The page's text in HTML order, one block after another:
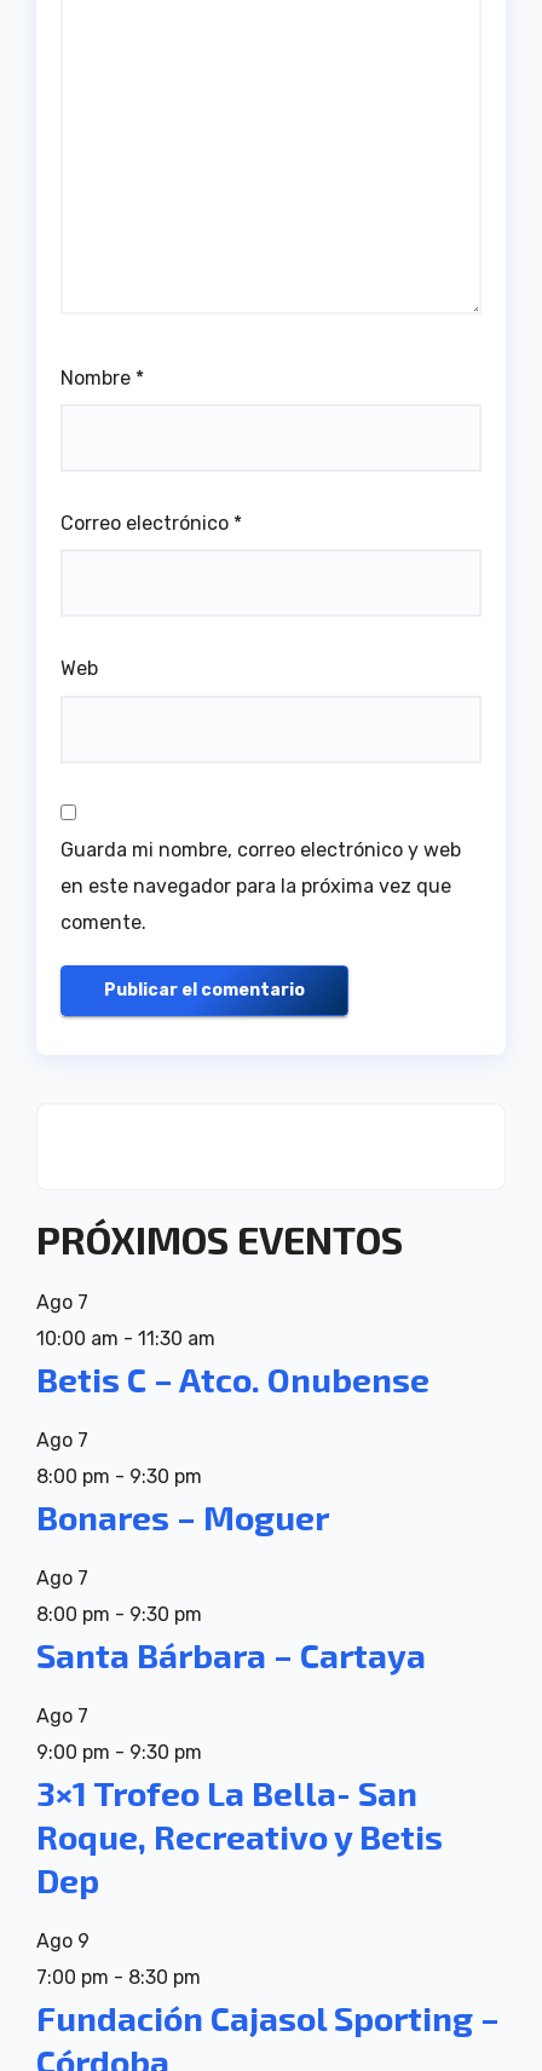
Nombre *
Correo electrónico *
Web
Guarda mi nombre, correo electrónico y web
en este navegador para la próxima vez que
comente.
PRÓXIMOS EVENTOS
Ago 7
10:00 am - 11:30 am
Betis C – Atco. Onubense
Ago 7
8:00 pm - 9:30 pm
Bonares – Moguer
Ago 7
8:00 pm - 9:30 pm
Santa Bárbara – Cartaya
Ago 7
9:00 pm - 9:30 pm
3×1 Trofeo La Bella- San
Roque, Recreativo y Betis
Dep
Ago 9
7:00 pm - 8:30 pm
Fundación Cajasol Sporting –
Córdoba